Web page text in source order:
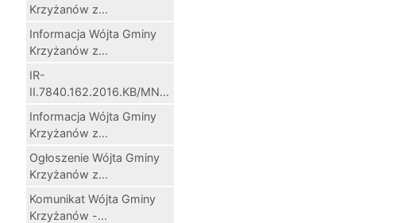
Krzyżanów z...
Informacja Wójta Gminy
Krzyżanów z...
IR-
II.7840.162.2016.KB/MN...
Informacja Wójta Gminy
Krzyżanów z...
Ogłoszenie Wójta Gminy
Krzyżanów z...
Komunikat Wójta Gminy
Krzyżanów -...